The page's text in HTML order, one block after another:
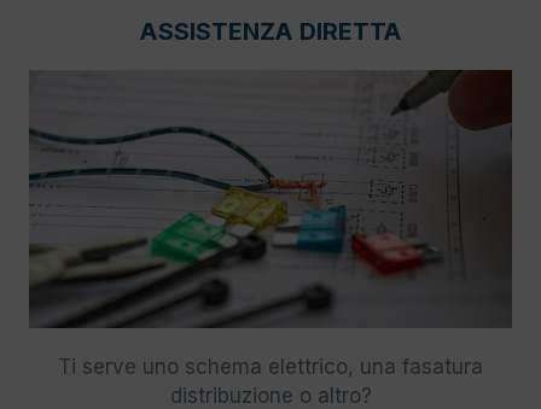
ASSISTENZA DIRETTA
Ti serve uno schema elettrico, una fasatura
distribuzione o altro?